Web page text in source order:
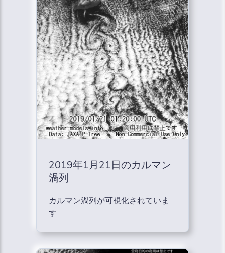
2019年1月21日のカルマン
渦列
カルマン渦列が可視化されていま
す